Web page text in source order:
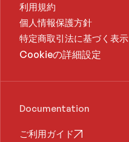
利用規約
個人情報保護方針
特定商取引法に基づく表示
Cookieの詳細設定
Documentation
ご利用ガイド